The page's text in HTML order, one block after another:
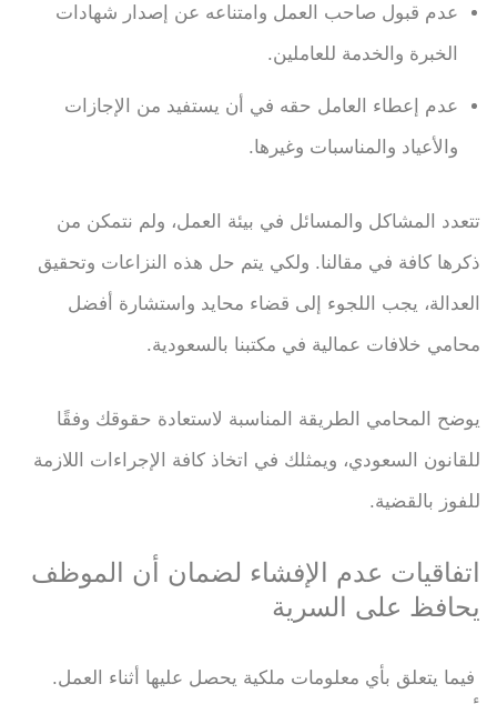
عدم قبول صاحب العمل وامتناعه عن إصدار شهادات
الخبرة والخدمة للعاملين.
عدم إعطاء العامل حقه في أن يستفيد من الإجازات
والأعياد والمناسبات وغيرها.
تتعدد المشاكل والمسائل في بيئة العمل، ولم نتمكن من
ذكرها كافة في مقالنا. ولكي يتم حل هذه النزاعات وتحقيق
العدالة، يجب اللجوء إلى قضاء محايد واستشارة أفضل
محامي خلافات عمالية في مكتبنا بالسعودية.
يوضح المحامي الطريقة المناسبة لاستعادة حقوقك وفقًا
للقانون السعودي، ويمثلك في اتخاذ كافة الإجراءات اللازمة
للفوز بالقضية.
اتفاقيات عدم الإفشاء لضمان أن الموظف
يحافظ على السرية
فيما يتعلق بأي معلومات ملكية يحصل عليها أثناء العمل.